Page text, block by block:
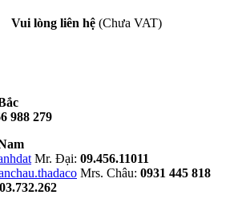
Vui lòng liên hệ (Chưa VAT)
988 279
Mr. Đại: 09.456.11011
Mrs. Châu: 0931 445 818